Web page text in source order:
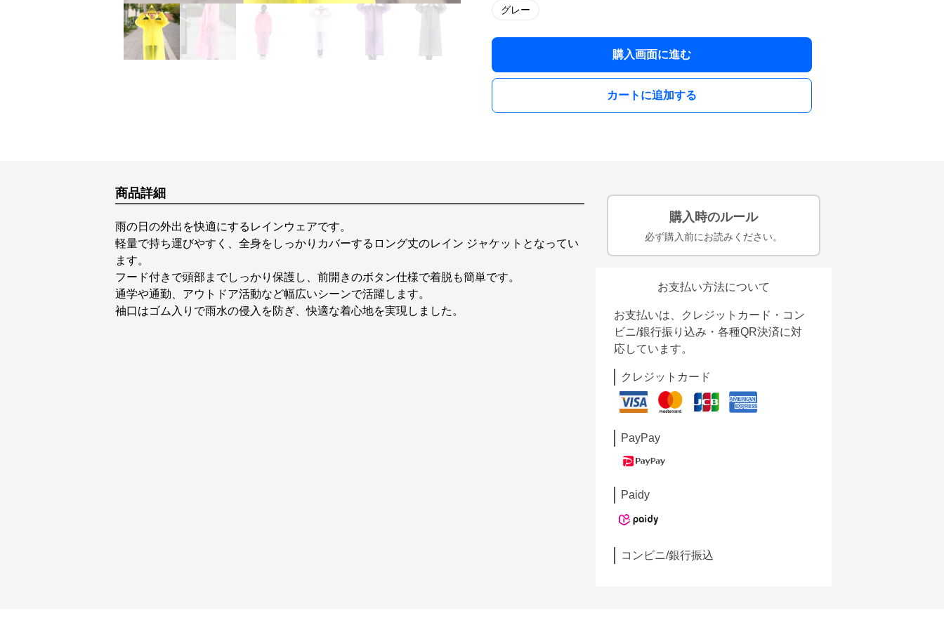
グレー
購入画面に進む
カートに追加する
商品詳細
雨の日の外出を快適にするレインウェアです。
軽量で持ち運びやすく、全身をしっかりカバーするロング丈のレイン ジャケットとなってい
ます。
フード付きで頭部までしっかり保護し、前開きのボタン仕様で着脱も簡単です。
通学や通勤、アウトドア活動など幅広いシーンで活躍します。
袖口はゴム入りで雨水の侵入を防ぎ、快適な着心地を実現しました。
購入時のルール
必ず購入前にお読みください。
お支払い方法について
お支払いは、クレジットカード・コン
ビニ/銀行振り込み・各種QR決済に対
応しています。
クレジットカード
PayPay
Paidy
コンビニ/銀行振込